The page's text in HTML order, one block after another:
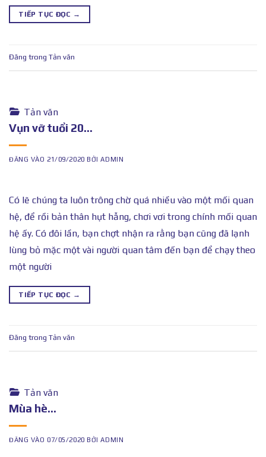
TIẾP TỤC ĐỌC →
Đăng trong Tản văn
Tản văn
Vụn vỡ tuổi 20…
ĐĂNG VÀO 21/09/2020 BỞIADMIN
Có lẽ chúng ta luôn trông chờ quá nhiều vào một mối quan
hệ, để rồi bản thân hụt hẫng, chơi vơi trong chính mối quan
hệ ấy. Có đôi lần, bạn chợt nhận ra rằng bạn cũng đã lạnh
lùng bỏ mặc một vài người quan tâm đến bạn để chạy theo
một người
TIẾP TỤC ĐỌC →
Đăng trong Tản văn
Tản văn
Mùa hè…
ĐĂNG VÀO07/05/2020 BỞIADMIN